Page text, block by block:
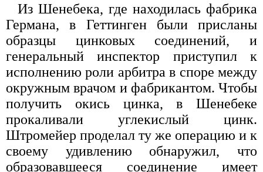
Из Шенебека, где находилась фабрика
Германа, в Геттинген были присланы
образцы цинковых соединений, и
генеральный инспектор приступил к
исполнению роли арбитра в споре между
окружным врачом и фабрикантом. Чтобы
получить окись цинка, в Шенебеке
прокаливали углекислый цинк.
Штромейер проделал ту же операцию и к
своему удивлению обнаружил, что
образовавшееся соединение имеет